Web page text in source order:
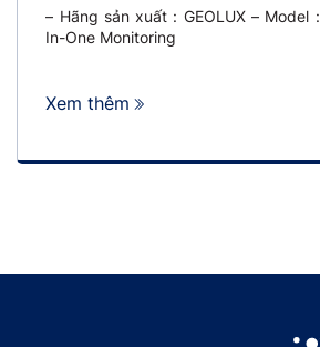
– Hãng sản xuất : GEOLUX – Model
In-One Monitoring
Xem thêm